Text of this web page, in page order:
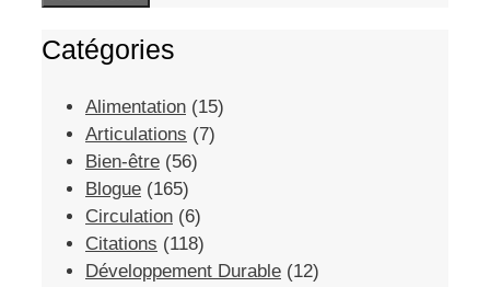
Catégories
Alimentation (15)
Articulations (7)
Bien-être (56)
Blogue (165)
Circulation (6)
Citations (118)
Développement Durable (12)